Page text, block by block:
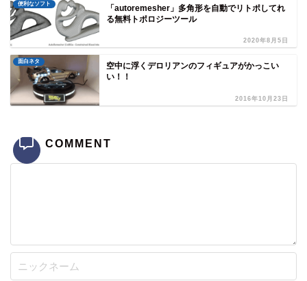
便利なソフト
「autoremesher」多角形を自動でリトポしてれ
る無料トポロジーツール
2020年8月5日
面白ネタ
空中に浮くデロリアンのフィギュアがかっこい
い！！
2016年10月23日
COMMENT